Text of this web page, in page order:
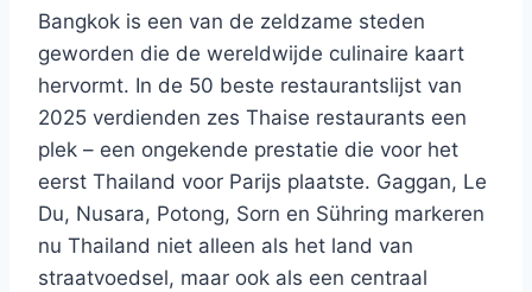
Bangkok is een van de zeldzame steden
geworden die de wereldwijde culinaire kaart
hervormt. In de 50 beste restaurantslijst van
2025 verdienden zes Thaise restaurants een
plek – een ongekende prestatie die voor het
eerst Thailand voor Parijs plaatste. Gaggan, Le
Du, Nusara, Potong, Sorn en Sühring markeren
nu Thailand niet alleen als het land van
straatvoedsel, maar ook als een centraal